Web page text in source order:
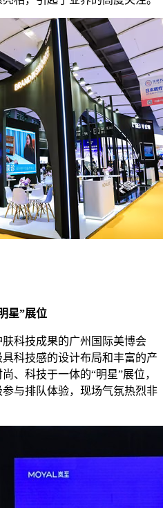
星”展位
科技成果的广州国际美博会
科技感的设计布局和丰富的产
、科技于一体的“明星”展位，
与排队体验，现场气氛热烈非